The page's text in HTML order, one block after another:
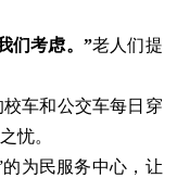
们考虑。”老人们提
车和公交车每日穿
忧。
为民服务中心，让